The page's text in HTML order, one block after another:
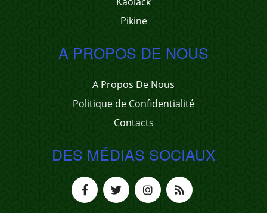
Pikine
A PROPOS DE NOUS
A Propos De Nous
Politique de Confidentialité
Contacts
DES MÉDIAS SOCIAUX